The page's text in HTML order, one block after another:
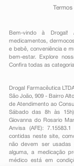
Termos
Bem-vindo à
medicamentos ,
e bebê, conveniênciae
bem-estar. Explore
Confira todas as
Drogal Farmacêutica
São João, 909 - Bairro
de Atendimento ao
Sábado das 8h às
Giovanna do Rosario
Anvisa (AFE):
contidas neste site,
não devem ser usadas
alguma, a medicação
médico está em